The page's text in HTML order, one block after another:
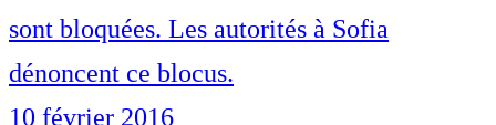
sont bloquées. Les autorités à Sofia
dénoncent ce blocus.
10 février 2016